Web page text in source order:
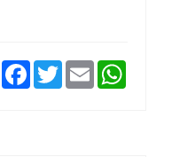
ShareFacebook
TwitterEmail